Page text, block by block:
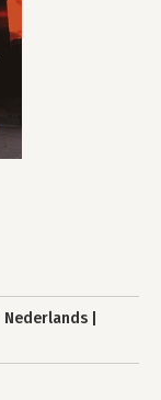
Nederlands